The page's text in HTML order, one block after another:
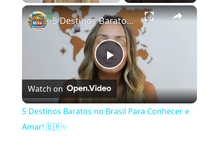
×
Play Video
5 Destinos Baratos no Brasil Para Conhecer e Amar! 🇧🇷✨
Watch on
5 Destinos Baratos no Brasil Para Conhecer e
Amar! 🇧🇷✨